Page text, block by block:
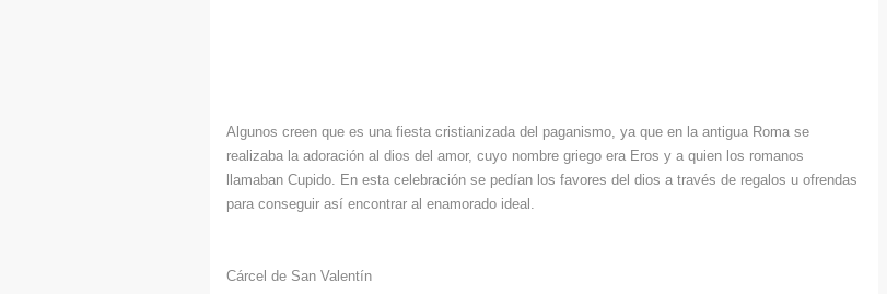
Algunos creen que es una fiesta cristianizada del paganismo, ya que en la antigua Roma se
realizaba la adoración al dios del amor, cuyo nombre griego era Eros y a quien los romanos
llamaban Cupido. En esta celebración se pedían los favores del dios a través de regalos u ofrendas
para conseguir así encontrar al enamorado ideal.
Cárcel de San Valentín